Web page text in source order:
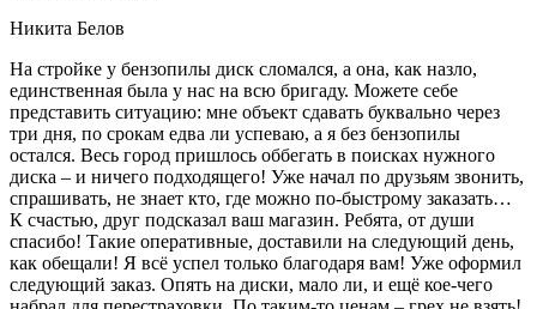
Никита Белов
На стройке у бензопилы диск сломался, а она, как назло,
единственная была у нас на всю бригаду. Можете себе
представить ситуацию: мне объект сдавать буквально через
три дня, по срокам едва ли успеваю, а я без бензопилы
остался. Весь город пришлось оббегать в поисках нужного
диска – и ничего подходящего! Уже начал по друзьям звонить,
спрашивать, не знает кто, где можно по-быстрому заказать…
К счастью, друг подсказал ваш магазин. Ребята, от души
спасибо! Такие оперативные, доставили на следующий день,
как обещали! Я всё успел только благодаря вам! Уже оформил
следующий заказ. Опять на диски, мало ли, и ещё кое-чего